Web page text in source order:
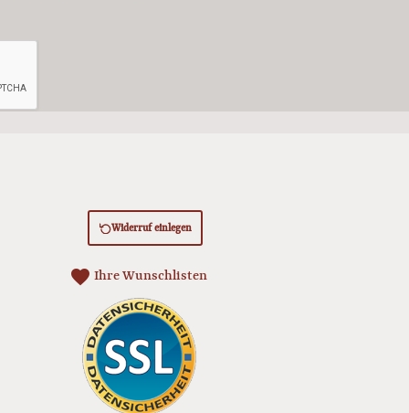
Widerruf einlegen
favorite Ihre Wunschlisten